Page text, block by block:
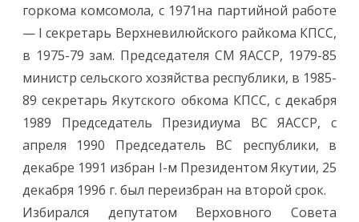
горкома комсомола, с 1971на партийной работе
— I секретарь Верхневилюйского райкома КПСС,
в 1975-79 зам. Председателя СМ ЯАССР, 1979-85
министр сельского хозяйства республики, в 1985-
89 секретарь Якутского обкома КПСС, с декабря
1989 Председатель Президиума ВС ЯАССР, с
апреля 1990 Председатель ВС республики, в
декабре 1991 избран I-м Президентом Якутии, 25
декабря 1996 г. был переизбран на второй срок.
Избирался депутатом Верховного Совета